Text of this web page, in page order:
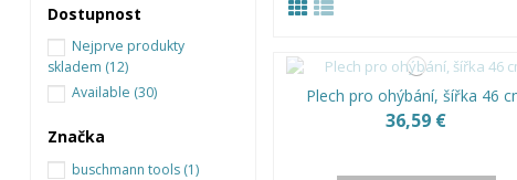
Plech pro ohýbání, šířka 46
36,59 €
Dostupnost
Nejprve produkty
skladem (12)
Available (30)
Značka
buschmann tools (1)